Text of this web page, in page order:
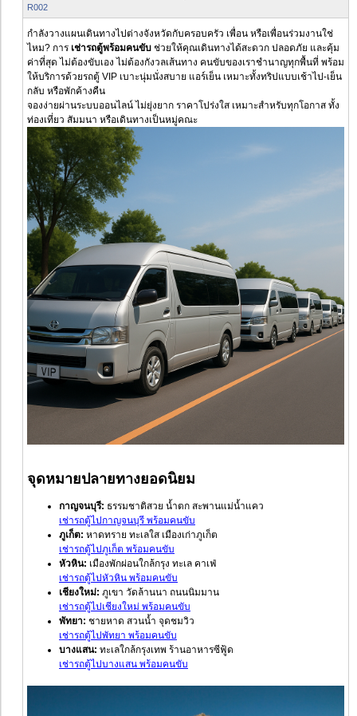
R002
กำลังวางแผนเดินทางไปต่างจังหวัดกับครอบครัว เพื่อน หรือเพื่อนร่วมงานใช่
ไหม? การ เช่ารถตู้พร้อมคนขับ ช่วยให้คุณเดินทางได้สะดวก ปลอดภัย และคุ้ม
ค่าที่สุด ไม่ต้องขับเอง ไม่ต้องกังวลเส้นทาง คนขับของเราชำนาญทุกพื้นที่ พร้อม
ให้บริการด้วยรถตู้ VIP เบาะนุ่มนั่งสบาย แอร์เย็น เหมาะทั้งทริปแบบเช้าไป-เย็น
กลับ หรือพักค้างคืน
จองง่ายผ่านระบบออนไลน์ ไม่ยุ่งยาก ราคาโปร่งใส เหมาะสำหรับทุกโอกาส ทั้ง
ท่องเที่ยว สัมมนา หรือเดินทางเป็นหมู่คณะ
จุดหมายปลายทางยอดนิยม
กาญจนบุรี: ธรรมชาติสวย น้ำตก สะพานแม่น้ำแคว
เช่ารถตู้ไปกาญจนบุรี พร้อมคนขับ
ภูเก็ต: หาดทราย ทะเลใส เมืองเก่าภูเก็ต
เช่ารถตู้ไปภูเก็ต พร้อมคนขับ
หัวหิน: เมืองพักผ่อนใกล้กรุง ทะเล คาเฟ่
เช่ารถตู้ไปหัวหิน พร้อมคนขับ
เชียงใหม่: ภูเขา วัดล้านนา ถนนนิมมาน
เช่ารถตู้ไปเชียงใหม่ พร้อมคนขับ
พัทยา: ชายหาด สวนน้ำ จุดชมวิว
เช่ารถตู้ไปพัทยา พร้อมคนขับ
บางแสน: ทะเลใกล้กรุงเทพ ร้านอาหารซีฟู้ด
เช่ารถตู้ไปบางแสน พร้อมคนขับ